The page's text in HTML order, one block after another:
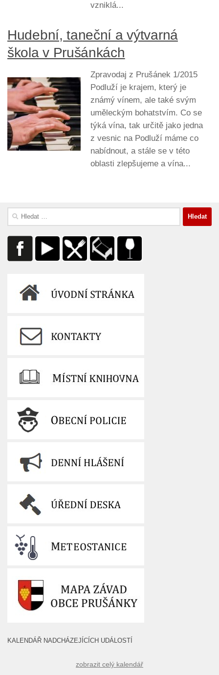
vzniklá...
Hudební, taneční a výtvarná
škola v Prušánkách
Zpravodaj z Prušánek 1/2015
Podluží je krajem, který je
známý vínem, ale také svým
uměleckým bohatstvím. Co se
týká vína, tak určitě jako jedna
z vesnic na Podluží máme co
nabídnout, a stále se v této
oblasti zlepšujeme a vína...
Vyhledávání
KALENDÁŘ NADCHÁZEJÍCÍCH UDÁLOSTÍ
zobrazit celý kalendář